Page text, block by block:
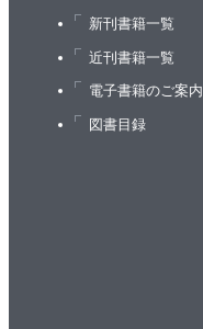
新刊書籍一覧
近刊書籍一覧
電子書籍のご案内
図書目録